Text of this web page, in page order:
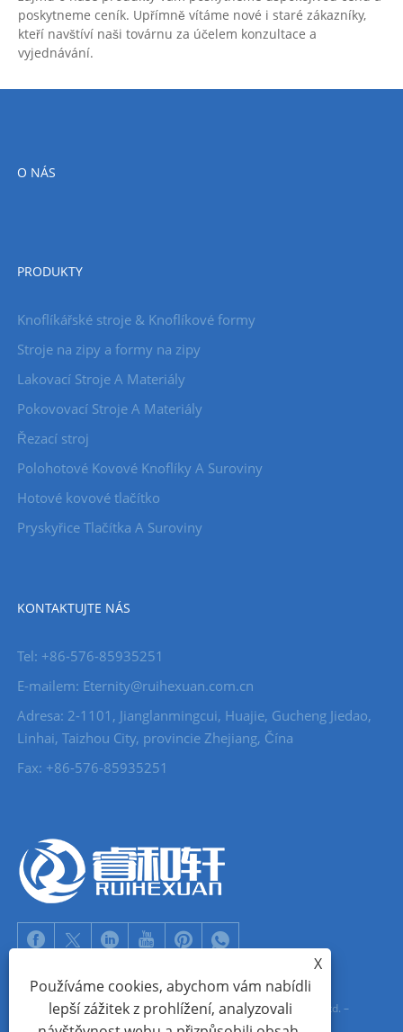
poskytneme ceník. Upřímně vítáme nové i staré zákazníky,
kteří navštíví naši továrnu za účelem konzultace a
vyjednávání.
O NÁS
PRODUKTY
Knoflíkářské stroje & Knoflíkové formy
Stroje na zipy a formy na zipy
Lakovací Stroje A Materiály
Pokovovací Stroje A Materiály
Řezací stroj
Polohotové Kovové Knoflíky A Suroviny
Hotové kovové tlačítko
Pryskyřice Tlačítka A Suroviny
KONTAKTUJTE NÁS
Tel: +86-576-85935251
E-mailem: Eternity@ruihexuan.com.cn
Adresa: 2-1101, Jianglanmingcui, Huajie, Gucheng Jiedao,
Linhai, Taizhou City, provincie Zhejiang, Čína
Fax: +86-576-85935251
Copyright © 2022 Zhejiang Ruihexuan Import and Export Co., Ltd. –
X
Používáme cookies, abychom vám nabídli
lepší zážitek z prohlížení, analyzovali